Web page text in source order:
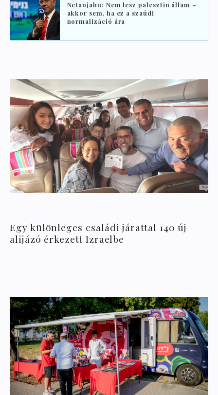
Netanjahu: Nem lesz palesztin állam –
akkor sem, ha ez a szaúdi
normalizáció ára
Egy különleges családi járattal 140 új
alijázó érkezett Izraelbe